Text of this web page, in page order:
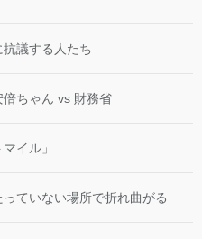
議する人たち
ちゃん vs 財務省
イル」
ていない場所で折れ曲がる